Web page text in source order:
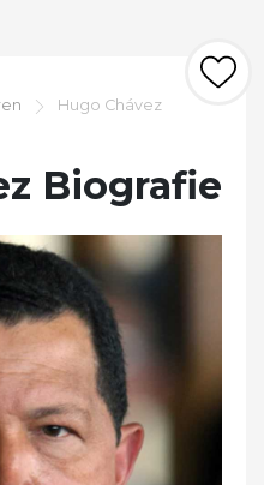
Hugo Chávez
Biografie